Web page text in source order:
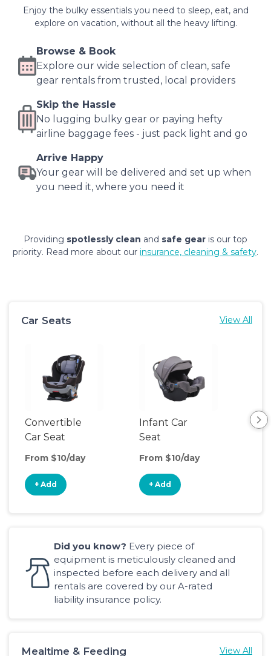
Enjoy the bulky essentials you need to sleep, eat, and
explore on vacation, without all the heavy lifting.
Browse & Book
Explore our wide selection of clean, safe
gear rentals from trusted, local providers
Skip the Hassle
No lugging bulky gear or paying hefty
airline baggage fees - just pack light and go
Arrive Happy
Your gear will be delivered and set up when
you need it, where you need it
Providing spotlessly clean and safe gear is our top
priority. Read more about our insurance, cleaning & safety.
Car Seats View All
Convertible
Car Seat
From $10/day
+ Add
Infant Car
Seat
From $10/day
+ Add
Did you know? Every piece of
equipment is meticulously cleaned and
inspected before each delivery and all
rentals are covered by our A-rated
liability insurance policy.
Mealtime & Feeding View All